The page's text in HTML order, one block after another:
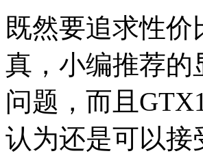
既然要追求性
真，小编推荐的
问题，而且
认为还是可以接